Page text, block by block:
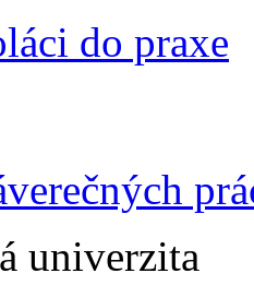
do praxe
univerzita